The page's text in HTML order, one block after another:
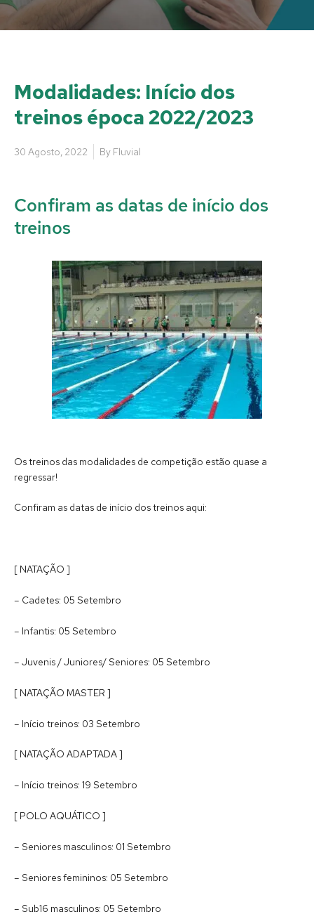
Modalidades: Início dos
treinos época 2022/2023
30 Agosto, 2022 By Fluvial
Confiram as datas de início dos
treinos
Os treinos das modalidades de competição estão quase a
regressar!
Confiram as datas de início dos treinos aqui:
[ NATAÇÃO ]
– Cadetes: 05 Setembro
– Infantis: 05 Setembro
– Juvenis / Juniores/ Seniores: 05 Setembro
[ NATAÇÃO MASTER ]
– Início treinos: 03 Setembro
[ NATAÇÃO ADAPTADA ]
– Início treinos: 19 Setembro
[ POLO AQUÁTICO ]
– Seniores masculinos: 01 Setembro
– Seniores femininos: 05 Setembro
– Sub16 masculinos: 05 Setembro